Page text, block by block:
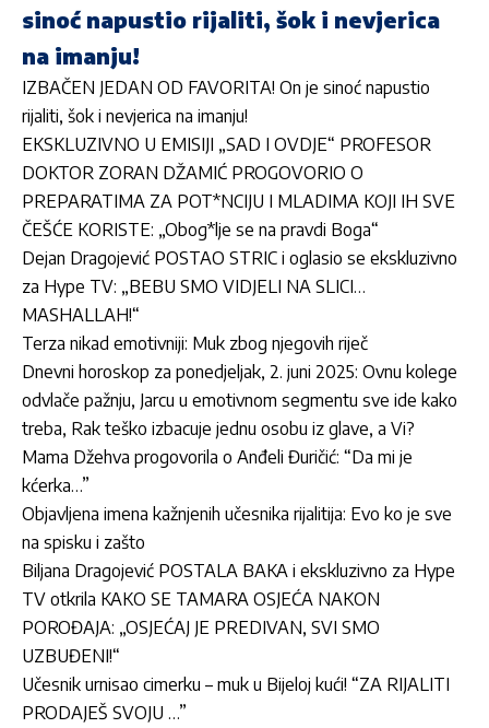
sinoć napustio rijaliti, šok i nevjerica
na imanju!
IZBAČEN JEDAN OD FAVORITA! On je sinoć napustio
rijaliti, šok i nevjerica na imanju!
EKSKLUZIVNO U EMISIJI „SAD I OVDJE“ PROFESOR
DOKTOR ZORAN DŽAMIĆ PROGOVORIO O
PREPARATIMA ZA POT*NCIJU I MLADIMA KOJI IH SVE
ČEŠĆE KORISTE: „Obog*lje se na pravdi Boga“
Dejan Dragojević POSTAO STRIC i oglasio se ekskluzivno
za Hype TV: „BEBU SMO VIDJELI NA SLICI…
MASHALLAH!“
Terza nikad emotivniji: Muk zbog njegovih riječ
Dnevni horoskop za ponedjeljak, 2. juni 2025: Ovnu kolege
odvlače pažnju, Jarcu u emotivnom segmentu sve ide kako
treba, Rak teško izbacuje jednu osobu iz glave, a Vi?
Mama Džehva progovorila o Anđeli Đuričić: “Da mi je
kćerka…”
Objavljena imena kažnjenih učesnika rijalitija: Evo ko je sve
na spisku i zašto
Biljana Dragojević POSTALA BAKA i ekskluzivno za Hype
TV otkrila KAKO SE TAMARA OSJEĆA NAKON
POROĐAJA: „OSJEĆAJ JE PREDIVAN, SVI SMO
UZBUĐENI!“
Učesnik urnisao cimerku – muk u Bijeloj kući! “ZA RIJALITI
PRODAJEŠ SVOJU …”